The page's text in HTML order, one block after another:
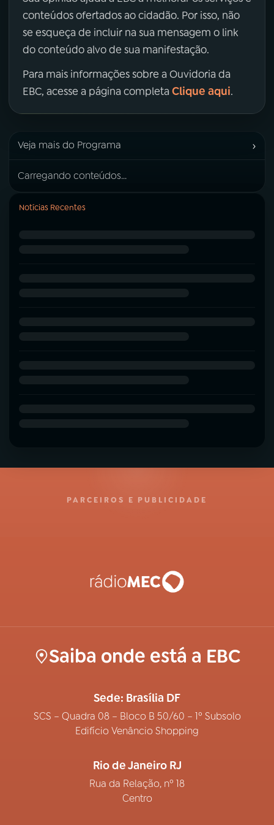
conteúdos ofertados ao cidadão. Por isso, não
se esqueça de incluir na sua mensagem o link
do conteúdo alvo de sua manifestação.
Para mais informações sobre a Ouvidoria da
EBC, acesse a página completa Clique aqui.
Veja mais do Programa ›
Carregando conteúdos...
Notícias Recentes
PARCEIROS E PUBLICIDADE
Saiba onde está a EBC
Sede: Brasília DF
SCS – Quadra 08 – Bloco B 50/60 – 1º Subsolo
Edifício Venâncio Shopping
Rio de Janeiro RJ
Rua da Relação, nº 18
Centro